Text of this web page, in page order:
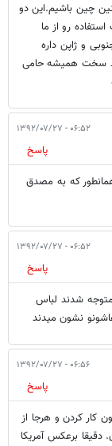
چین باشیم.این دو
رو از ما
و ژاپن داره
سخت همیشه حامی
۰۶:۵۲ - ۱۳۹۲/۰۷/۲۷
پاسخ
که به مصدق
۰۶:۵۲ - ۱۳۹۲/۰۷/۲۷
پاسخ
شدند لباس
نشون میدند
۰۶:۵۶ - ۱۳۹۲/۰۷/۲۷
پاسخ
کار کردن و هرجا از
برعکس آمریکا